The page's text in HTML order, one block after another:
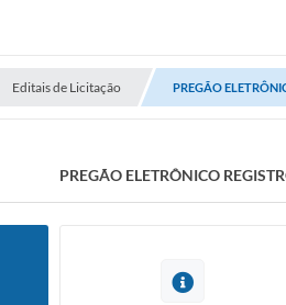
Editais de Licitação PREGÃO
PREGÃO ELETRÔNICO